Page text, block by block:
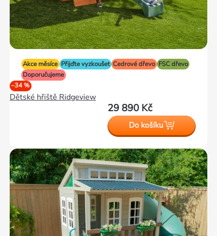
Akce měsíce Přijďte vyzkoušet Cedrové dřevo FSC dřevo
Doporučujeme
–34 %
Dětské hřiště Ridgeview
29 890 Kč
Do košíku